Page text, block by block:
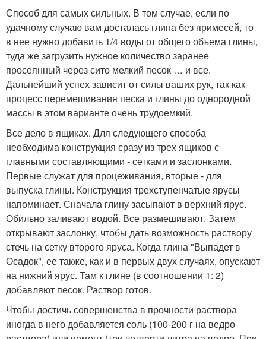
Способ для самых сильных. В том случае, если по
удачному случаю вам досталась глина без примесей, то
в нее нужно добавить 1/4 воды от общего объема глины,
туда же загрузить нужное количество заранее
просеянный через сито мелкий песок … и все.
Дальнейший успех зависит от силы ваших рук, так как
процесс перемешивания песка и глины до однородной
массы в этом варианте очень трудоемкий.
Все дело в ящиках. Для следующего способа
необходима конструкция сразу из трех ящиков с
главными составляющими - сетками и заслонками.
Первые служат для процеживания, вторые - для
выпуска глины. Конструкция трехступенчатые ярусы
напоминает. Сначала глину засыпают в верхний ярус.
Обильно заливают водой. Все размешивают. Затем
открывают заслонку, чтобы дать возможность раствору
стечь на сетку второго яруса. Когда глина "Выпадет в
Осадок", ее также, как и в первых двух случаях, опускают
на нижний ярус. Там к глине (в соотношении 1: 2)
добавляют песок. Раствор готов.
Чтобы достичь совершенства в прочности раствора
иногда в него добавляется соль (100-200 г на ведро